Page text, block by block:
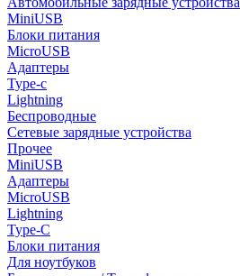
MiniUSB
Блоки питания
MicroUSB
Адаптеры
Type-c
Lightning
Беспроводные
Сетевые зарядные устройства
Прочее
MiniUSB
Адаптеры
MicroUSB
Lightning
Type-C
Блоки питания
Для ноутбуков